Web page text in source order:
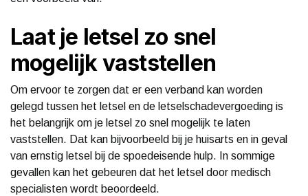
Laat je letsel zo snel
mogelijk vaststellen
Om ervoor te zorgen dat er een verband kan worden
gelegd tussen het letsel en de letselschadevergoeding is
het belangrijk om je letsel zo snel mogelijk te laten
vaststellen. Dat kan bijvoorbeeld bij je huisarts en in geval
van ernstig letsel bij de spoedeisende hulp. In sommige
gevallen kan het gebeuren dat het letsel door medisch
specialisten wordt beoordeeld.